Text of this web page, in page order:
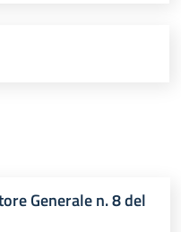
Generale n. 8 del